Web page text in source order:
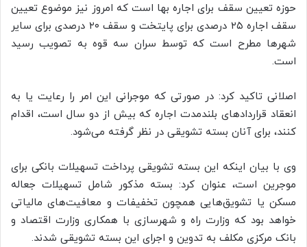
حوزه تعیین سقف برای اجاره بها است که امروز نیز موضوع تعیین
سقف اجاره ۲۵ درصدی برای پایتخت و سقف ۲۰ درصدی برای سایر
شهرها مطرح است که توسط سران سه قوه به تصویب رسید
است.
اصلانی تاکید کرد: در صورتی که موجرانی این امر را رعایت یا به
انعقاد قراردادهای بلندمدت اجاره که بیش از دو سال است، اقدام
کنند، برای آنان بسته تشویقی در نظر گرفته می‌شود.
وی با بیان اینکه این بسته تشویقی پرداخت تسهیلات بانکی برای
موجرین است، عنوان کرد:‌ بسته مذکور شامل تسهیلات جعاله
مسکن یا تشویق‌هایی همچون تخفیفات و معافیت‌های مالیاتی
خواهد بود که وزارت راه و شهرسازی با همکاری وزارت اقتصاد و
بانک مرکزی مکلف به تدوین و اجرای این بسته تشویقی شدند.